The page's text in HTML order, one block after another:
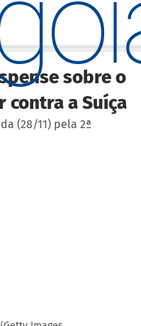
sobre o
a Suíça
(28/11) pela 2ª